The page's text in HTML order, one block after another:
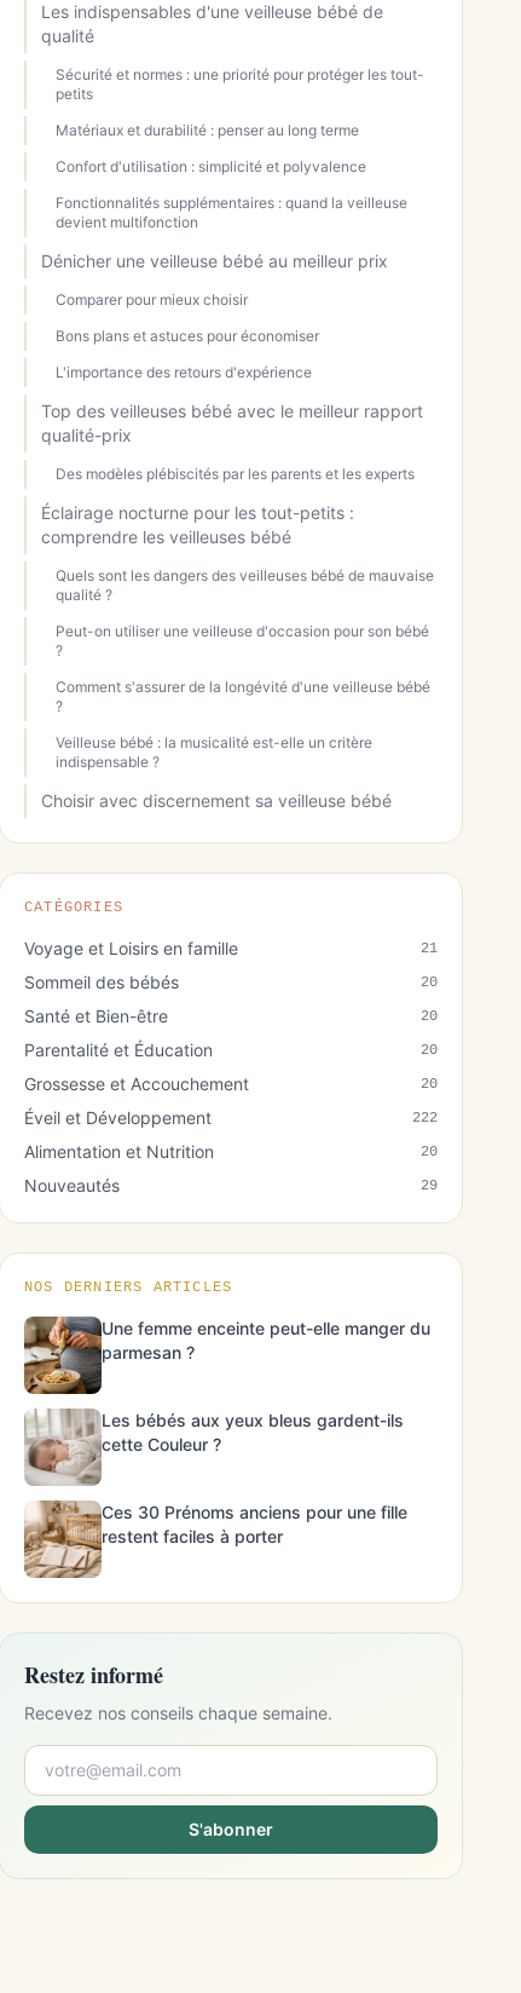
Les indispensables d'une veilleuse bébé de
qualité
Sécurité et normes : une priorité pour protéger les tout-
petits
Matériaux et durabilité : penser au long terme
Confort d'utilisation : simplicité et polyvalence
Fonctionnalités supplémentaires : quand la veilleuse
devient multifonction
Dénicher une veilleuse bébé au meilleur prix
Comparer pour mieux choisir
Bons plans et astuces pour économiser
L'importance des retours d'expérience
Top des veilleuses bébé avec le meilleur rapport
qualité-prix
Des modèles plébiscités par les parents et les experts
Éclairage nocturne pour les tout-petits :
comprendre les veilleuses bébé
Quels sont les dangers des veilleuses bébé de mauvaise
qualité ?
Peut-on utiliser une veilleuse d'occasion pour son bébé
?
Comment s'assurer de la longévité d'une veilleuse bébé
?
Veilleuse bébé : la musicalité est-elle un critère
indispensable ?
Choisir avec discernement sa veilleuse bébé
CATÉGORIES
Voyage et Loisirs en famille 21
Sommeil des bébés 20
Santé et Bien-être 20
Parentalité et Éducation 20
Grossesse et Accouchement 20
Éveil et Développement 222
Alimentation et Nutrition 20
Nouveautés 29
NOS DERNIERS ARTICLES
Une femme enceinte peut-elle manger du
parmesan ?
Les bébés aux yeux bleus gardent-ils
cette Couleur ?
Ces 30 Prénoms anciens pour une fille
restent faciles à porter
Restez informé
Recevez nos conseils chaque semaine.
S'abonner